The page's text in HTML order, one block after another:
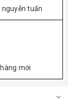
tuấn
mới